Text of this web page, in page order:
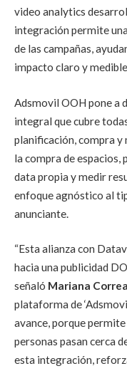
video analytics
integración permite
de las campañas,
impacto claro y
Adsmovil OOH pone a
integral que cubre
planificación, compra
la compra de
data propia y medir
enfoque agnóstico al
anunciante.
“Esta alianza con
hacia una publicidad
señaló Mariana
plataforma de
avance, porque
personas pasan cerca
esta integración,